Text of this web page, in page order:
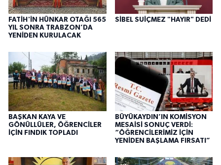
FATİH'İN HÜNKAR OTAĞI 565
YIL SONRA TRABZON’DA
YENİDEN KURULACAK
SİBEL SUİÇMEZ "HAYIR" DEDİ
BAŞKAN KAYA VE
GÖNÜLLÜLER, ÖĞRENCİLER
İÇİN FINDIK TOPLADI
BÜYÜKAYDIN’IN KOMİSYON
MESAİSİ SONUÇ VERDİ:
“ÖĞRENCİLERİMİZ İÇİN
YENİDEN BAŞLAMA FIRSATI”